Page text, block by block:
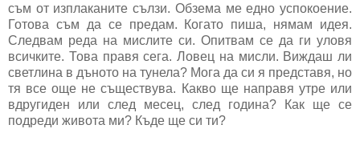
съм от изплаканите сълзи. Обзема ме едно успокоение.
Готова съм да се предам. Когато пиша, нямам идея.
Следвам реда на мислите си. Опитвам се да ги уловя
всичките. Това правя сега. Ловец на мисли. Виждаш ли
светлина в дъното на тунела? Мога да си я представя, но
тя все още не съществува. Какво ще направя утре или
вдругиден или след месец, след година? Как ще се
подреди живота ми? Къде ще си ти?